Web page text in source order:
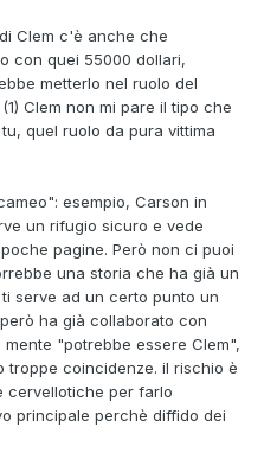
Clem c'è anche che
con quei 55000 dollari,
metterlo nel ruolo del
Clem non mi pare il tipo che
quel ruolo da pura vittima
esempio, Carson in
un rifugio sicuro e vede
pagine. Però non ci puoi
una storia che ha già un
serve ad un certo punto un
ha già collaborato con
"potrebbe essere Clem",
troppe coincidenze. il rischio è
cervellotiche per farlo
principale perchè diffido dei